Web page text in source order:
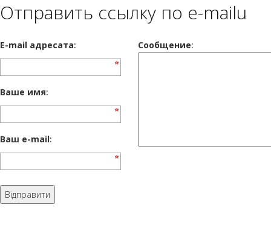
Отправить ссылку по e-mailu
E-mail адресата: Сообщение:
Ваше имя:
Ваш e-mail: